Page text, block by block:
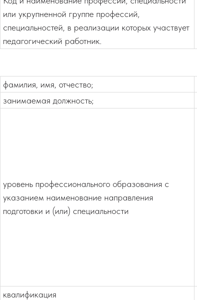
или укрупненной группе профессий,
специальностей, в реализации которых участвует
педагогический работник.
фамилия, имя, отчество;
занимаемая должность;
уровень профессионального образования с
указанием наименование направления
подготовки и (или) специальности
квалификация